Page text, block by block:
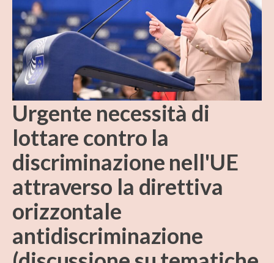
Urgente necessità di
lottare contro la
discriminazione nell'UE
attraverso la direttiva
orizzontale
antidiscriminazione